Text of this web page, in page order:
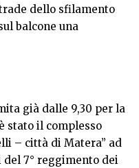
dello sfilamento
balcone una
già dalle 9,30 per la
stato il complesso
– città di Matera” ad
7° reggimento dei